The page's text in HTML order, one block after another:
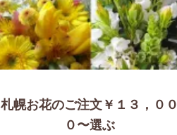
札幌お花のご注文￥１３，００
０〜選ぶ